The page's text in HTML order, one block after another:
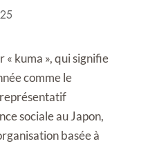
kuma », qui signifie
comme le
sociale au Japon,
basée à